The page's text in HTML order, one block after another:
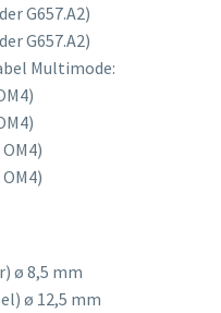
G657.A2)
G657.A2)
Multimode:
ø 8,5 mm
ø 12,5 mm